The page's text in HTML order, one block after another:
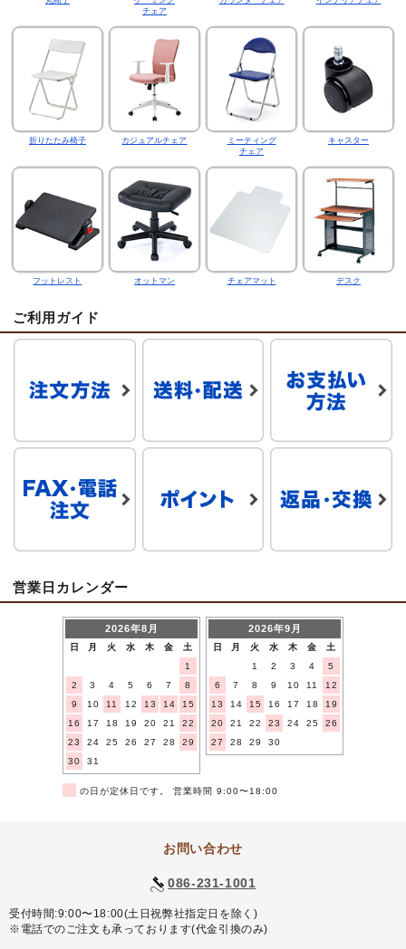
チェア
折りたたみ椅子 カジュアルチェア
ミーティング
チェア
キャスター
フットレスト オットマン チェアマット デスク
ご利用ガイド
営業日カレンダー
2026年8月
日 月 火 水 木 金
土
1
2
3 4 5 6 7
8
9
10 11 12 13 14
15
16
17 18 19 20 21
22
23
24 25 26 27 28
29
30
31
2026年9月
日 月 火 水 木 金
土
1
2 3 4
5
6
7 8 9 10 11
12
13
14 15 16 17 18
19
20
21 22 23 24 25
26
27
28 29 30
の日が定休日です。 営業時間 9:00〜18:00
お問い合わせ
086-231-1001
受付時間:9:00〜18:00(土日祝弊社指定日を除く)
※電話でのご注文も承っております(代金引換のみ)